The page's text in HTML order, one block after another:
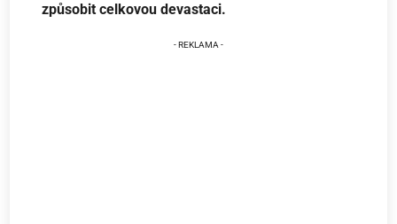
způsobit celkovou devastaci.